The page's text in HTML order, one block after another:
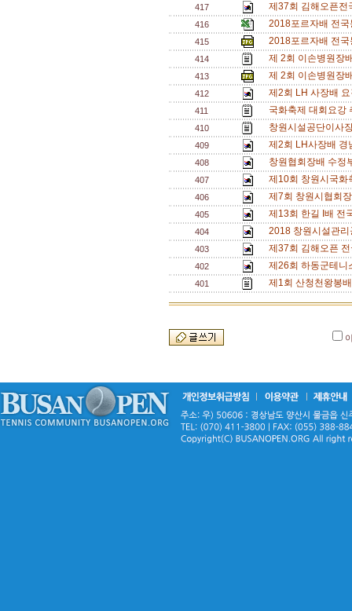
417 제37회 김해오픈
416 2018포르자배 전
415 2018포르자배 전
414 제 2회 이손병원장
413 제 2회 이손병원장
412 제2회 LH 사장배
411 국화축제 대회요
410 창원시설공단이사
409 제2회 LH사장배
408 창원협회장배 수
407 제10회 창원시국
406 제7회 창원시협회
405 제13회 한길 I배 전
404 2018 창원시설관
403 제37회 김해오픈
402 제26회 하동군테
401 제1회 산청천왕봉